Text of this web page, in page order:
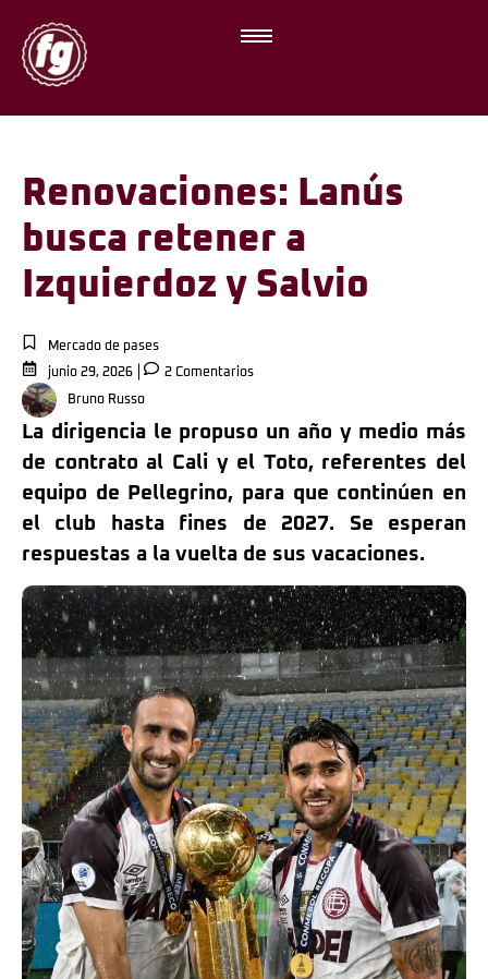
Renovaciones: Lanús
busca retener a
Izquierdoz y Salvio
Mercado de pases
junio 29, 2026
2 Comentarios
Bruno Russo
La dirigencia le propuso un año y medio más
de contrato al Cali y el Toto, referentes del
equipo de Pellegrino, para que continúen en
el club hasta fines de 2027. Se esperan
respuestas a la vuelta de sus vacaciones.